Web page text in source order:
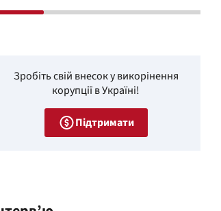
Зробіть свій внесок у викорінення
корупції в Україні!
Підтримати